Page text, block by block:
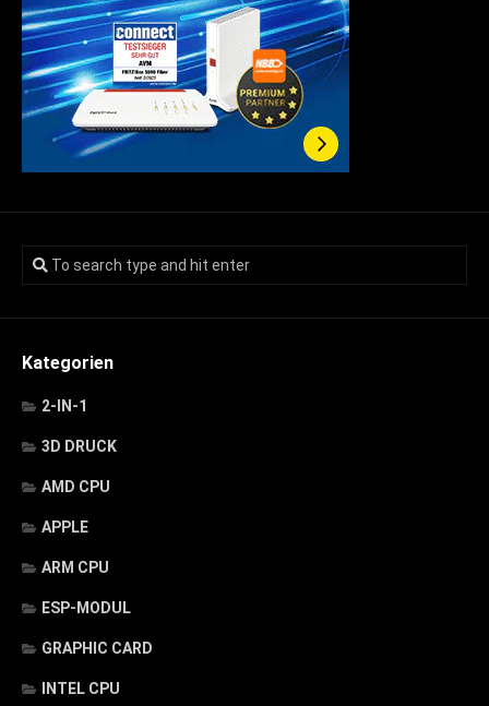
Kategorien
2-IN-1
3D DRUCK
AMD CPU
APPLE
ARM CPU
ESP-MODUL
GRAPHIC CARD
INTEL CPU